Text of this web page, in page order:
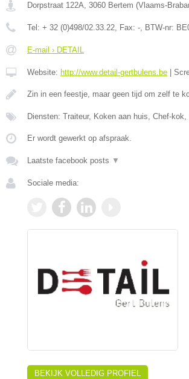
Dorpstraat 122A, 3060 Bertem (Vlaams-
Tel: + 32 (0)498/02.33.22, Fax: -, BTW-nr:
E-mail › DETAIL
Website: http://www.detail-gertbulens.be
Zin in een feestje, maar geen tijd om zelf te
Diensten: Traiteur, Koken aan huis, Chef-
Er wordt gewerkt op afspraak.
Laatste facebook posts ▼
Sociale media:
BEKIJK VOLLEDIG PROFIEL